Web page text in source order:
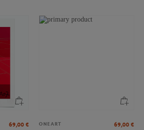
69,00 €
ONEART 69,00 €